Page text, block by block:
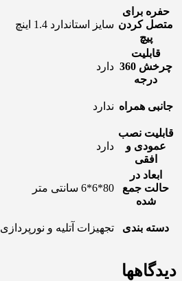
حفره برای
متصل کردن
پیچ
سایز استاندارد 1.4 اینچ
قابلیت
چرخش 360
درجه
دارد
جانبی همراه ندارد
قابلیت نصب
عمودی و
افقی
دارد
ابعاد در
حالت جمع
شده
80*6*6 سانتی متر
دسته بندی تجهیزات آتلیه و نورپردازی
دیدگاهها